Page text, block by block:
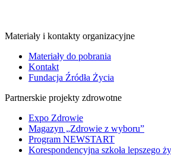
Materiały i kontakty organizacyjne
Materiały do pobrania
Kontakt
Fundacja Źródła Życia
Partnerskie projekty zdrowotne
Expo Zdrowie
Magazyn „Zdrowie z wyboru”
Program NEWSTART
Korespondencyjna szkoła lepszego